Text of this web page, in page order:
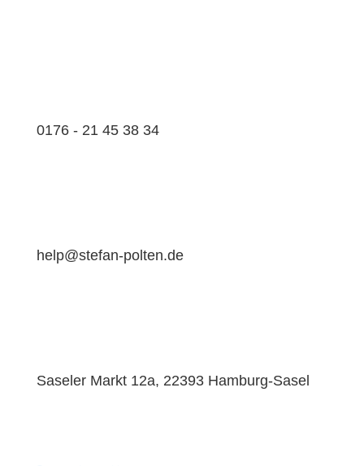
0176 - 21 45 38 34
help@stefan-polten.de
Saseler Markt 12a, 22393 Hamburg-Sasel